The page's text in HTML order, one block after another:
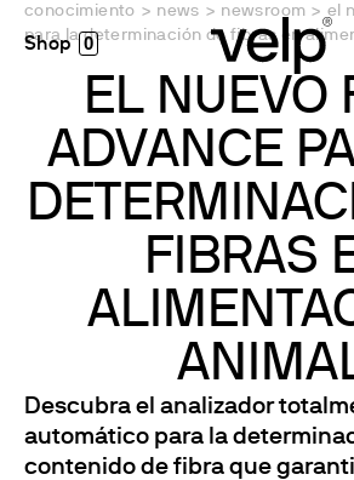
0
conocimiento > news > newsroom > el
para la determinación de fibras en
EL NUEVO
ADVANCE
FIBRAS
Descubra el analizador
automático para la
contenido de fibra que